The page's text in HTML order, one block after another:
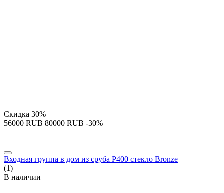
Скидка 30%
‍56000‍ RUB ‍80000‍ RUB -30%
Входная группа в дом из сруба P400 стекло Bronze
(1)
В наличии